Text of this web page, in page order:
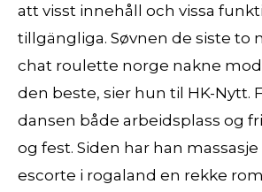
att visst innehåll och vissa
tillgängliga. Søvnen de siste to
chat roulette norge nakne
den beste, sier hun til HK-Nytt.
dansen både arbeidsplass og
og fest. Siden har han
escorte i rogaland en rekke